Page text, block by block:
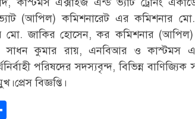
ভ্যাট (আপিল) কমিশনারেট এর কমিশনার
মো. জাকির হোসেন, কর কমিশনার (আপিল)
কুমার রায়, এনবিআর ও কাস্টমস এর
পরিষদের সদস্যবৃন্দ, বিভিন্ন বাণিজ্যিক
বিজ্ঞপ্তি।